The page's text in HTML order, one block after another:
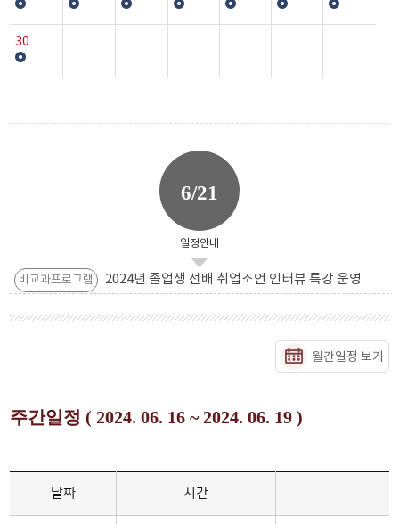
30
6/21
일정안내
비교과프로그램 2024년 졸업생 선배 취업조언 인터뷰 특강 운영
월간일정 보기
주간일정 ( 2024. 06. 16 ~ 2024. 06. 19 )
날짜 시간